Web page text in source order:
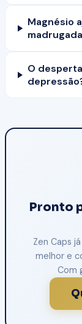
Magnésio
O
Pronto
Zen Caps
melhor e
Com